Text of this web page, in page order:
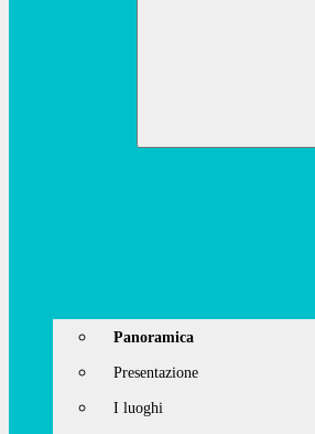
Panoramica
Presentazione
I luoghi